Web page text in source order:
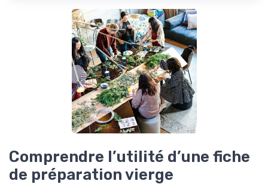
Comprendre l’utilité d’une fiche
de préparation vierge